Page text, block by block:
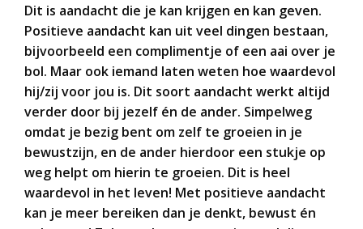
Dit is aandacht die je kan krijgen en kan geven.
Positieve aandacht kan uit veel dingen bestaan,
bijvoorbeeld een complimentje of een aai over je
bol. Maar ook iemand laten weten hoe waardevol
hij/zij voor jou is. Dit soort aandacht werkt altijd
verder door bij jezelf én de ander. Simpelweg
omdat je bezig bent om zelf te groeien in je
bewustzijn, en de ander hierdoor een stukje op
weg helpt om hierin te groeien. Dit is heel
waardevol in het leven! Met positieve aandacht
kan je meer bereiken dan je denkt, bewust én